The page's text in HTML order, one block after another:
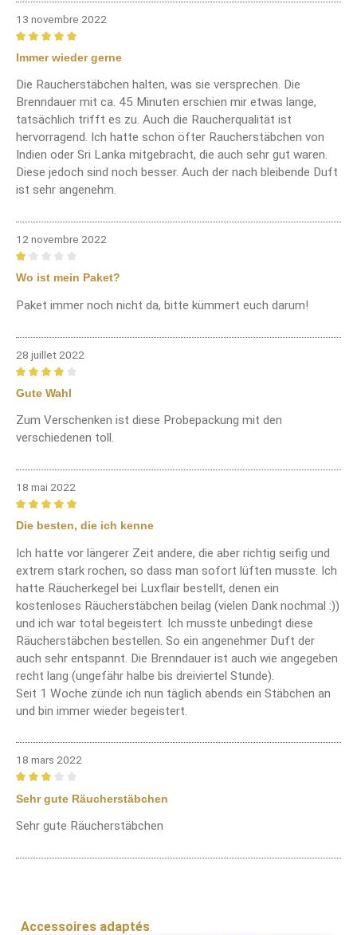
13 novembre 2022
Review with rating of 5 out of 5 stars
Immer wieder gerne
Die Raucherstäbchen halten, was sie versprechen. Die
Brenndauer mit ca. 45 Minuten erschien mir etwas lange,
tatsächlich trifft es zu. Auch die Raucherqualität ist
hervorragend. Ich hatte schon öfter Raucherstäbchen von
Indien oder Sri Lanka mitgebracht, die auch sehr gut waren.
Diese jedoch sind noch besser. Auch der nach bleibende Duft
ist sehr angenehm.
12 novembre 2022
Review with rating of 1 out of 5 stars
Wo ist mein Paket?
Paket immer noch nicht da, bitte kümmert euch darum!
28 juillet 2022
Review with rating of 4 out of 5 stars
Gute Wahl
Zum Verschenken ist diese Probepackung mit den
verschiedenen toll.
18 mai 2022
Review with rating of 5 out of 5 stars
Die besten, die ich kenne
Ich hatte vor längerer Zeit andere, die aber richtig seifig und
extrem stark rochen, so dass man sofort lüften musste. Ich
hatte Räucherkegel bei Luxflair bestellt, denen ein
kostenloses Räucherstäbchen beilag (vielen Dank nochmal :))
und ich war total begeistert. Ich musste unbedingt diese
Räucherstäbchen bestellen. So ein angenehmer Duft der
auch sehr entspannt. Die Brenndauer ist auch wie angegeben
recht lang (ungefähr halbe bis dreiviertel Stunde).
Seit 1 Woche zünde ich nun täglich abends ein Stäbchen an
und bin immer wieder begeistert.
18 mars 2022
Review with rating of 3 out of 5 stars
Sehr gute Räucherstäbchen
Sehr gute Räucherstäbchen
Sauter la galerie de produits
Accessoires adaptés